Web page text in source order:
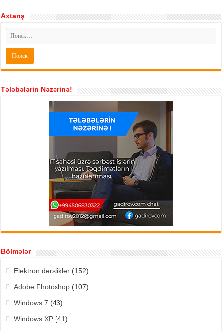
Axtarış
Tələbələrin Nəzərinə!
Bölmələr
Elektron dərsliklər(152)
Adobe Fhotoshop(107)
Windows 7 (43)
Windows XP(41)